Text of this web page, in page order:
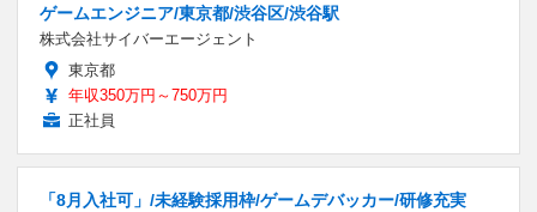
ゲームエンジニア/東京都/渋谷区/渋谷駅
株式会社サイバーエージェント
東京都
年収350万円～750万円
正社員
「8月入社可」/未経験採用枠/ゲームデバッカー/研修充実